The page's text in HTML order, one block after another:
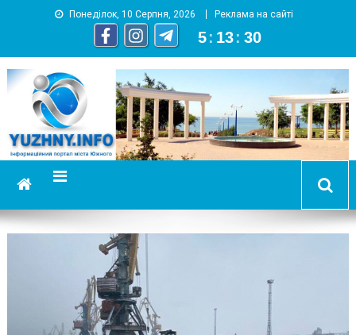
Понеділок, 10 Серпня, 2026 Реклама на сайті
5 : 13 : 30
YUZHNY.INFO
информационный портал города Южный